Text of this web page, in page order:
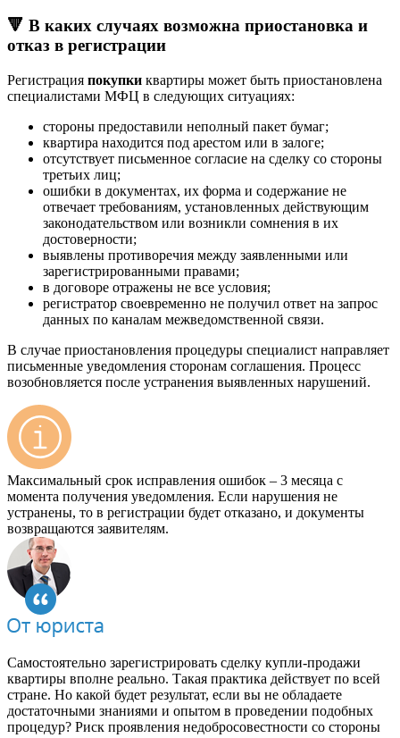
🔻 В каких случаях возможна приостановка и
отказ в регистрации
Регистрация покупки квартиры может быть приостановлена
специалистами МФЦ в следующих ситуациях:
стороны предоставили неполный пакет бумаг;
квартира находится под арестом или в залоге;
отсутствует письменное согласие на сделку со стороны
третьих лиц;
ошибки в документах, их форма и содержание не
отвечает требованиям, установленных действующим
законодательством или возникли сомнения в их
достоверности;
выявлены противоречия между заявленными или
зарегистрированными правами;
в договоре отражены не все условия;
регистратор своевременно не получил ответ на запрос
данных по каналам межведомственной связи.
В случае приостановления процедуры специалист направляет
письменные уведомления сторонам соглашения. Процесс
возобновляется после устранения выявленных нарушений.
Максимальный срок исправления ошибок – 3 месяца с
момента получения уведомления. Если нарушения не
устранены, то в регистрации будет отказано, и документы
возвращаются заявителям.
Самостоятельно зарегистрировать сделку купли-продажи
квартиры вполне реально. Такая практика действует по всей
стране. Но какой будет результат, если вы не обладаете
достаточными знаниями и опытом в проведении подобных
процедур? Риск проявления недобросовестности со стороны